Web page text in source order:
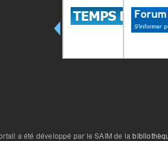
a été développé par le SAIM de la